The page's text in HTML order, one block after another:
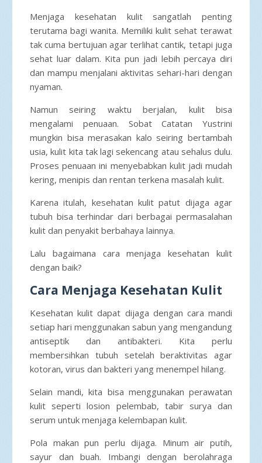
Menjaga kesehatan kulit sangatlah penting
terutama bagi wanita. Memiliki kulit sehat terawat
tak cuma bertujuan agar terlihat cantik, tetapi juga
sehat luar dalam. Kita pun jadi lebih percaya diri
dan mampu menjalani aktivitas sehari-hari dengan
nyaman.
Namun seiring waktu berjalan, kulit bisa
mengalami penuaan. Sobat Catatan Yustrini
mungkin bisa merasakan kalo seiring bertambah
usia, kulit kita tak lagi sekencang atau sehalus dulu.
Proses penuaan ini menyebabkan kulit jadi mudah
kering, menipis dan rentan terkena masalah kulit.
Karena itulah, kesehatan kulit patut dijaga agar
tubuh bisa terhindar dari berbagai permasalahan
kulit dan penyakit berbahaya lainnya.
Lalu bagaimana cara menjaga kesehatan kulit
dengan baik?
Cara Menjaga Kesehatan Kulit
Kesehatan kulit dapat dijaga dengan cara mandi
setiap hari menggunakan sabun yang mengandung
antiseptik dan antibakteri. Kita perlu
membersihkan tubuh setelah beraktivitas agar
kotoran, virus dan bakteri yang menempel hilang.
Selain mandi, kita bisa menggunakan perawatan
kulit seperti losion pelembab, tabir surya dan
serum untuk menjaga kelembapan kulit.
Pola makan pun perlu dijaga. Minum air putih,
sayur dan buah. Imbangi dengan berolahraga